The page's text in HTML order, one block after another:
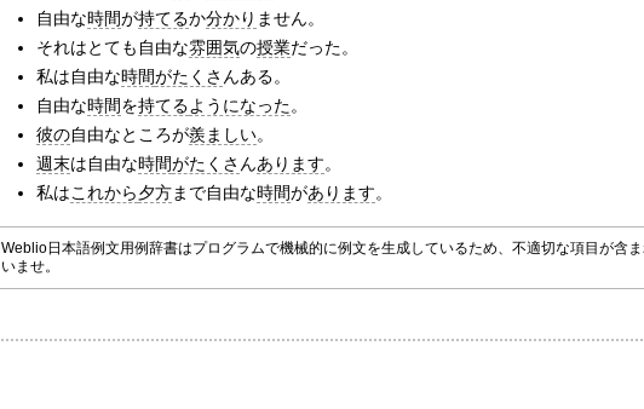
自由な時間が持てるか分かり ません。
それはとても自由な雰囲気の授業だった。
私は自由な時間がたくさ んある。
自由な時間を持てるようになった。
彼の自由なところが羨ましい。
週末は自由な時間がたくさ んあります。
私はこれから夕方まで自由な時間があります。
Weblio日本語例文用例辞書はプログラムで機械的に例文を生成しているため、不適切な項目が含
いませ。